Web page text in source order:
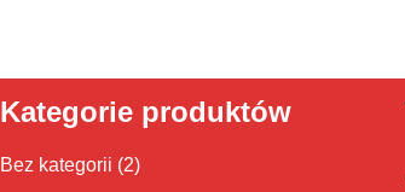
Kategorie produktów
Bez kategorii (2)